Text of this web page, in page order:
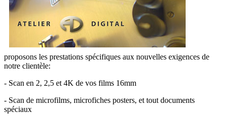
proposons les prestations spécifiques aux nouvelles exigences de
notre clientèle:
- Scan en 2, 2,5 et 4K de vos films 16mm
- Scan de microfilms, microfiches posters, et tout documents
spéciaux